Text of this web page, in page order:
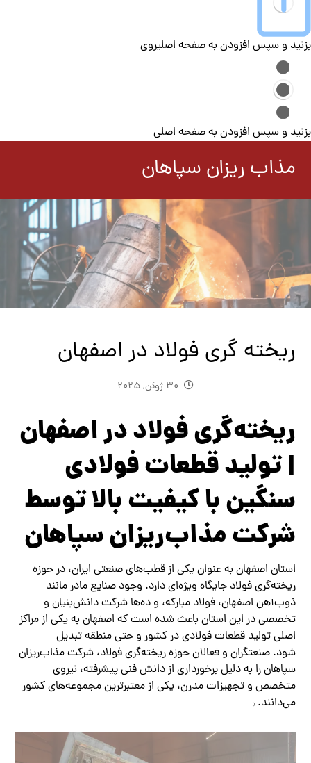
بزنید و سپس افزودن به صفحه اصلیروی
بزنید و سپس افزودن به صفحه اصلی
مذاب ریزان سپاهان
ریخته گری فولاد در اصفهان
30 ژوئن, 2025
ریخته‌گری فولاد در اصفهان
| تولید قطعات فولادی
سنگین با کیفیت بالا توسط
شرکت مذاب‌ریزان سپاهان
استان اصفهان به عنوان یکی از قطب‌های صنعتی ایران، در حوزه
ریخته‌گری فولاد جایگاه ویژه‌ای دارد. وجود صنایع مادر مانند
ذوب‌آهن اصفهان، فولاد مبارکه، و ده‌ها شرکت دانش‌بنیان و
تخصصی در این استان باعث شده است که اصفهان به یکی از مراکز
اصلی تولید قطعات فولادی در کشور و حتی منطقه تبدیل
شود. صنعتگران و فعالان حوزه ریخته‌گری فولاد، شرکت مذاب‌ریزان
سپاهان را به دلیل برخورداری از دانش فنی پیشرفته، نیروی
متخصص و تجهیزات مدرن، یکی از معتبرترین مجموعه‌های کشور
می‌دانند.(